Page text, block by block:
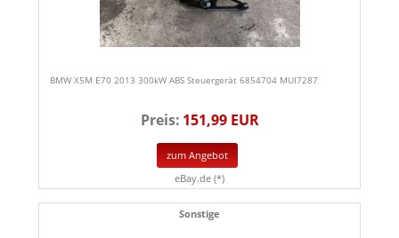
BMW X5M E70 2013 300kW ABS Steuergerät 6854704 MUI7287
Preis: 151,99 EUR
zum Angebot
eBay.de (*)
Sonstige